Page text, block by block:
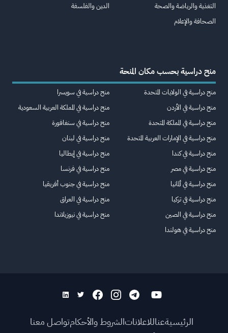
التغذية والرياضة والصحة
الصحافة والإعلام
الدين والفلسفة
منح دراسية بحسب مكان المنحة
منح دراسية في الولايات المتحدة
منح دراسية في الأردن
منح دراسية في المملكة المتحدة
منح دراسية في الإمارات العربية المتحدة
منح دراسية في كندا
منح دراسية في مصر
منح دراسية في ألمانيا
منح دراسية في تركيا
منح دراسية في الصين
منح دراسية في هولندا
منح دراسية في سويسرا
منح دراسية في المملكة العربية السعودية
منح دراسية في سنغافورة
منح دراسية في لبنان
منح دراسية في إيطاليا
منح دراسية في فرنسا
منح دراسية في جنوب أفريقيا
منح دراسية في العراق
منح دراسية في نيوزيلاندا
الرئيسيةعناللاعلاناتالشروط والأحكامتواصل معنا